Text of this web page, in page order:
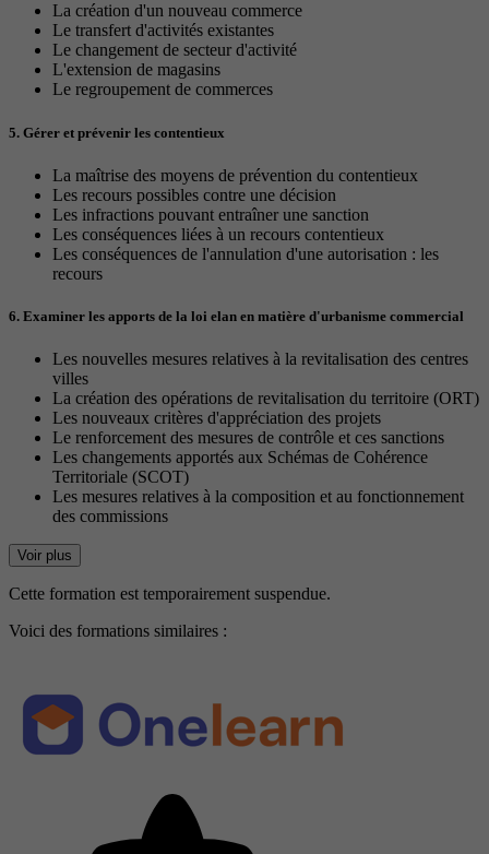
La création d'un nouveau commerce
Le transfert d'activités existantes
Le changement de secteur d'activité
L'extension de magasins
Le regroupement de commerces
5. Gérer et prévenir les contentieux
La maîtrise des moyens de prévention du contentieux
Les recours possibles contre une décision
Les infractions pouvant entraîner une sanction
Les conséquences liées à un recours contentieux
Les conséquences de l'annulation d'une autorisation : les
recours
6. Examiner les apports de la loi elan en matière d'urbanisme commercial
Les nouvelles mesures relatives à la revitalisation des centres
villes
La création des opérations de revitalisation du territoire (ORT)
Les nouveaux critères d'appréciation des projets
Le renforcement des mesures de contrôle et ces sanctions
Les changements apportés aux Schémas de Cohérence
Territoriale (SCOT)
Les mesures relatives à la composition et au fonctionnement
des commissions
Voir plus
Cette formation est temporairement suspendue.
Voici des formations similaires :